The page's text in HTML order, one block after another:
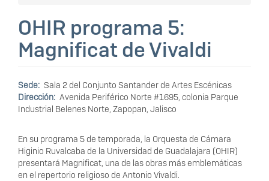
OHIR programa 5:
Magnificat de Vivaldi
Sede
Sala 2 del Conjunto Santander de Artes Escénicas
Dirección Avenida Periférico Norte #1695, colonia Parque
Industrial Belenes Norte, Zapopan, Jalisco
En su programa 5 de temporada, la Orquesta de Cámara
Higinio Ruvalcaba de la Universidad de Guadalajara (OHIR)
presentará Magnificat, una de las obras más emblemáticas
en el repertorio religioso de Antonio Vivaldi.